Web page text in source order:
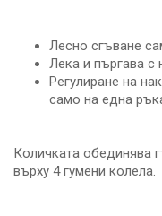
Лесно сгъване
Лека и пъргава с
Регулиране на
само на една
Количката обединява
върху 4 гумени колела.